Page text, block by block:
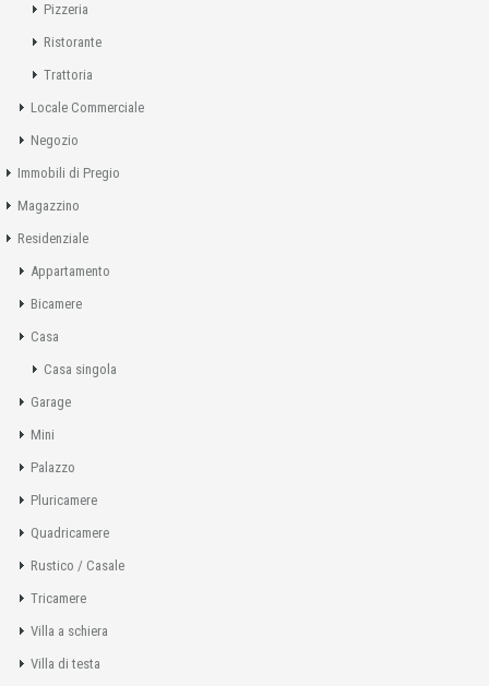
Pizzeria
Ristorante
Trattoria
Locale Commerciale
Negozio
Immobili di Pregio
Magazzino
Residenziale
Appartamento
Bicamere
Casa
Casa singola
Garage
Mini
Palazzo
Pluricamere
Quadricamere
Rustico / Casale
Tricamere
Villa a schiera
Villa di testa